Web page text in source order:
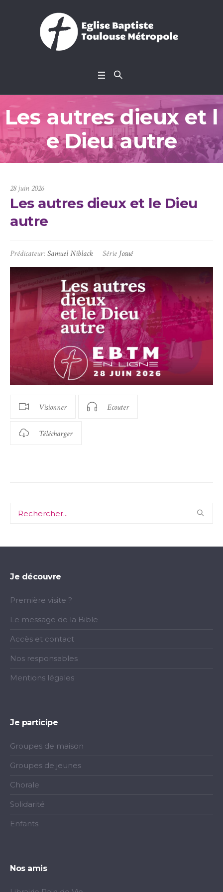
Les autres dieux et l
e Dieu autre
28 juin 2026
Les autres dieux et le Dieu
autre
Prédicateur:Samuel Niblack Série Josué
Visionner Ecouter
Télécharger
Je découvre
Première visite ?
Le message de la Bible
Accès et contact
Nos responsables
Mentions légales
Je participe
Groupes de maison
Groupes de jeunes
Chorale
Solidarité
Enfants
Nos amis